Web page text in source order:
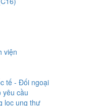
viện
tế - Đối ngoại
yêu cầu
lọc ung thư